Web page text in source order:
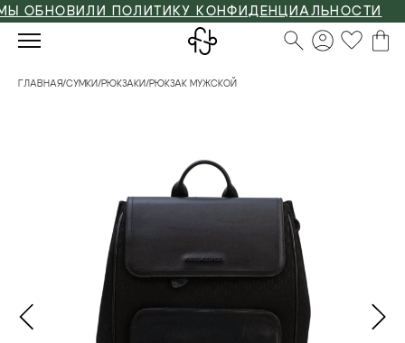
ПОЛИТИКУ КОНФИДЕНЦИАЛЬНОСТИ
ГЛАВНАЯ/СУМКИ/РЮКЗАКИ/РЮКЗАК МУЖСКОЙ